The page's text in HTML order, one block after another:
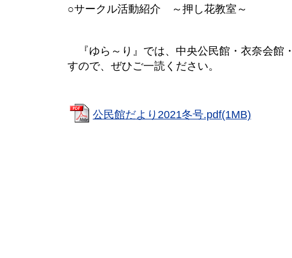
○サークル活動紹介 ～押し花教室～
『ゆら～り』では、中央公民館・衣奈会館
すので、ぜひご一読ください。
公民館だより2021冬号.pdf(1MB)